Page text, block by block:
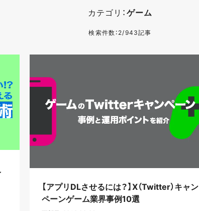
カテゴリ：ゲーム
検索件数：2/943記事
【アプリDLさせるには？】X（Twitter）キャン
ペーンゲーム業界事例10選